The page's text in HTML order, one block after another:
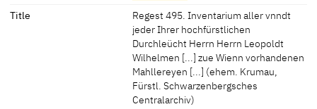
Title
Regest 495. Inventarium aller vnndt
jeder Ihrer hochfürstlichen
Durchleücht Herrn Herrn Leopoldt
Wilhelmen [...] zue Wienn vorhandenen
Mahllereyen [...] (ehem. Krumau,
Fürstl. Schwarzenbergsches
Centralarchiv)